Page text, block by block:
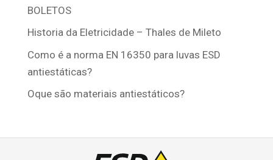
BOLETOS
Historia da Eletricidade – Thales de Mileto
Como é a norma EN 16350 para luvas ESD
antiestáticas?
Oque são materiais antiestáticos?